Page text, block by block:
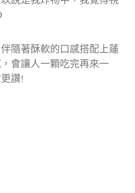
隨著酥軟的口感搭配上蓮
會讓人一顆吃完再來一
讚!